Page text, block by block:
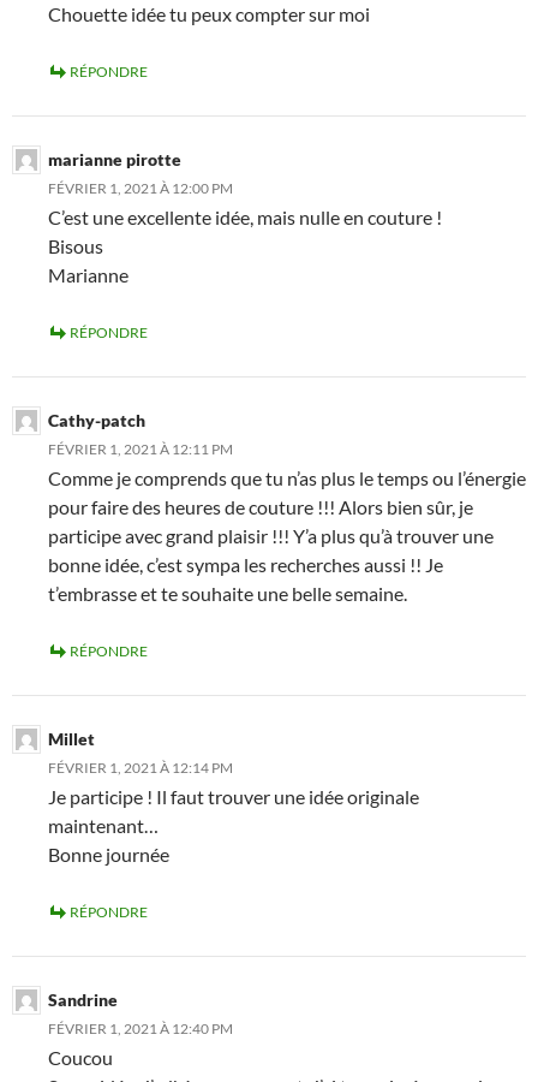
Chouette idée tu peux compter sur moi
RÉPONDRE
marianne pirotte
FÉVRIER 1, 2021 À 12:00 PM
C’est une excellente idée, mais nulle en couture !
Bisous
Marianne
RÉPONDRE
Cathy-patch
FÉVRIER 1, 2021 À 12:11 PM
Comme je comprends que tu n’as plus le temps ou l’énergie
pour faire des heures de couture !!! Alors bien sûr, je
participe avec grand plaisir !!! Y’a plus qu’à trouver une
bonne idée, c’est sympa les recherches aussi !! Je
t’embrasse et te souhaite une belle semaine.
RÉPONDRE
Millet
FÉVRIER 1, 2021 À 12:14 PM
Je participe ! Il faut trouver une idée originale
maintenant…
Bonne journée
RÉPONDRE
Sandrine
FÉVRIER 1, 2021 À 12:40 PM
Coucou